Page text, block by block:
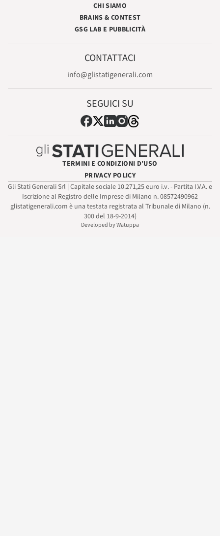
CHI SIAMO
BRAINS & CONTEST
GSG LAB E PUBBLICITÀ
CONTATTACI
info@glistatigenerali.com
SEGUICI SU
TERMINI E CONDIZIONI D’USO
PRIVACY POLICY
Gli Stati Generali Srl | Capitale sociale 10.271,25 euro i.v. - Partita I.V.A. e
Iscrizione al Registro delle Imprese di Milano n. 08572490962
glistatigenerali.com è una testata registrata al Tribunale di Milano (n.
300 del 18-9-2014)
Developed by Watuppa